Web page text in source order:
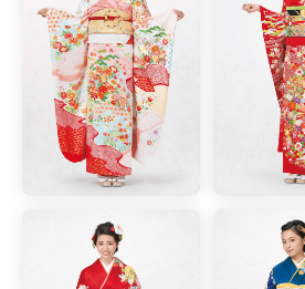
HAIR ACCESSORY
INFORMATION
髪飾りのご紹介立ち姿の個性をい
〈HIMEKO〉つまみ細工髪飾りセ
〈洒落水引〉a.水引の髪飾り
〈イシダ商店〉a.つまみかんざ
SUB ITEMINFORMATIONバッグ・